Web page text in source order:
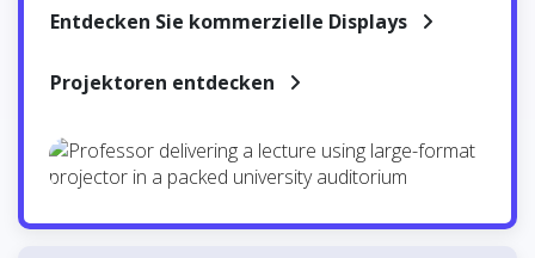
Entdecken Sie kommerzielle Displays
Projektoren entdecken